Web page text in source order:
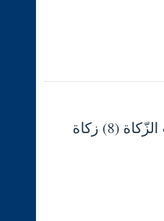
شرح الوجيز في فقه السنّة والكتاب العزيز (131) كتاب الزّكاة (8) زكاة